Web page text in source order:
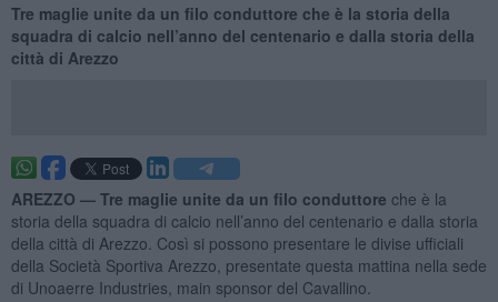
Tre maglie unite da un filo conduttore che è la storia della
squadra di calcio nell’anno del centenario e dalla storia della
città di Arezzo
AREZZO — Tre maglie unite da un filo conduttore che è la
storia della squadra di calcio nell’anno del centenario e dalla storia
della città di Arezzo. Così si possono presentare le divise ufficiali
della Società Sportiva Arezzo, presentate questa mattina nella sede
di Unoaerre Industries, main sponsor del Cavallino.